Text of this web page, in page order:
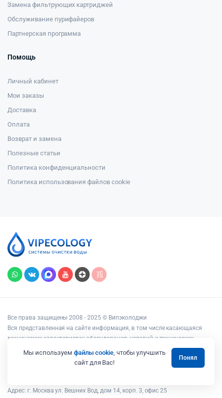
Замена фильтрующих картриджей
Обслуживание пурифайеров
Партнерская программа
Помощь
Личный кабинет
Мои заказы
Доставка
Оплата
Возврат и замена
Полезные статьи
Политика конфиденциальности
Политика использования файлов cookie
Все права защищены 2008 - 2025 © Випэколоджи
Вся представленная на сайте информация, в том числе касающаяся
технических характеристик оборудования, условий и технических
возможностей подключения, наличия на складе, стоимости товаров и
услуг, носит информационный характер и ни при каких условиях не
является публичной офертой, определяемой положениями статьи 437
Адрес: г. Москва ул. Вешних Вод, дом 14, корп. 3, офис 25
Мы используем файлы cookie, чтобы улучшить
сайт для Вас!
Понял